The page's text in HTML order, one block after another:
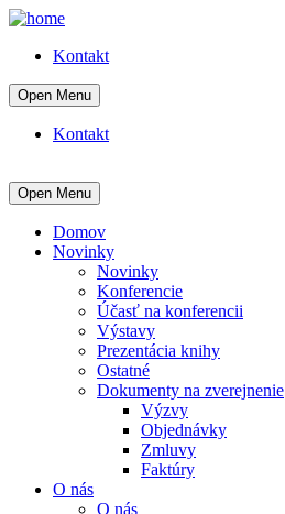
Kontakt
Open Menu
Kontakt
Open Menu
Domov
Novinky
Novinky
Konferencie
Účasť na konferencii
Výstavy
Prezentácia knihy
Ostatné
Dokumenty na zverejnenie
Výzvy
Objednávky
Zmluvy
Faktúry
O nás
O nás